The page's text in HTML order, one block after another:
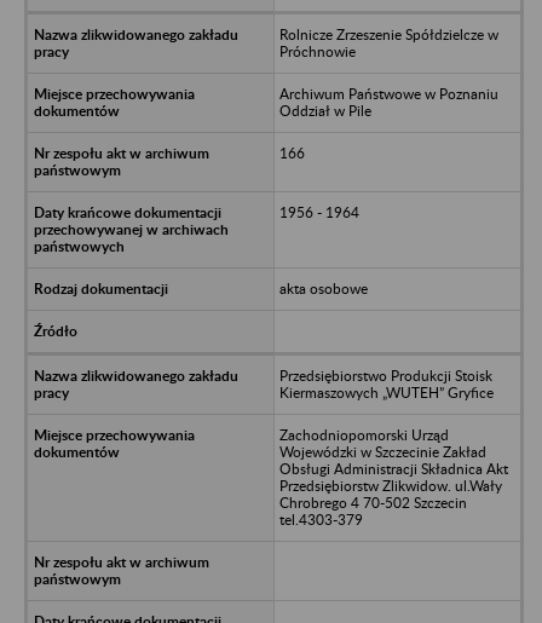
Rolnicze Zrzeszenie Spółdzielcze w
Próchnowie
Archiwum Państwowe w Poznaniu
Oddział w Pile
166
1956 - 1964
akta osobowe
Przedsiębiorstwo Produkcji Stoisk
Kiermaszowych „WUTEH” Gryfice
Zachodniopomorski Urząd
Wojewódzki w Szczecinie Zakład
Obsługi Administracji Składnica Akt
Przedsiębiorstw Zlikwidow. ul.Wały
Chrobrego 4 70-502 Szczecin
tel.4303-379